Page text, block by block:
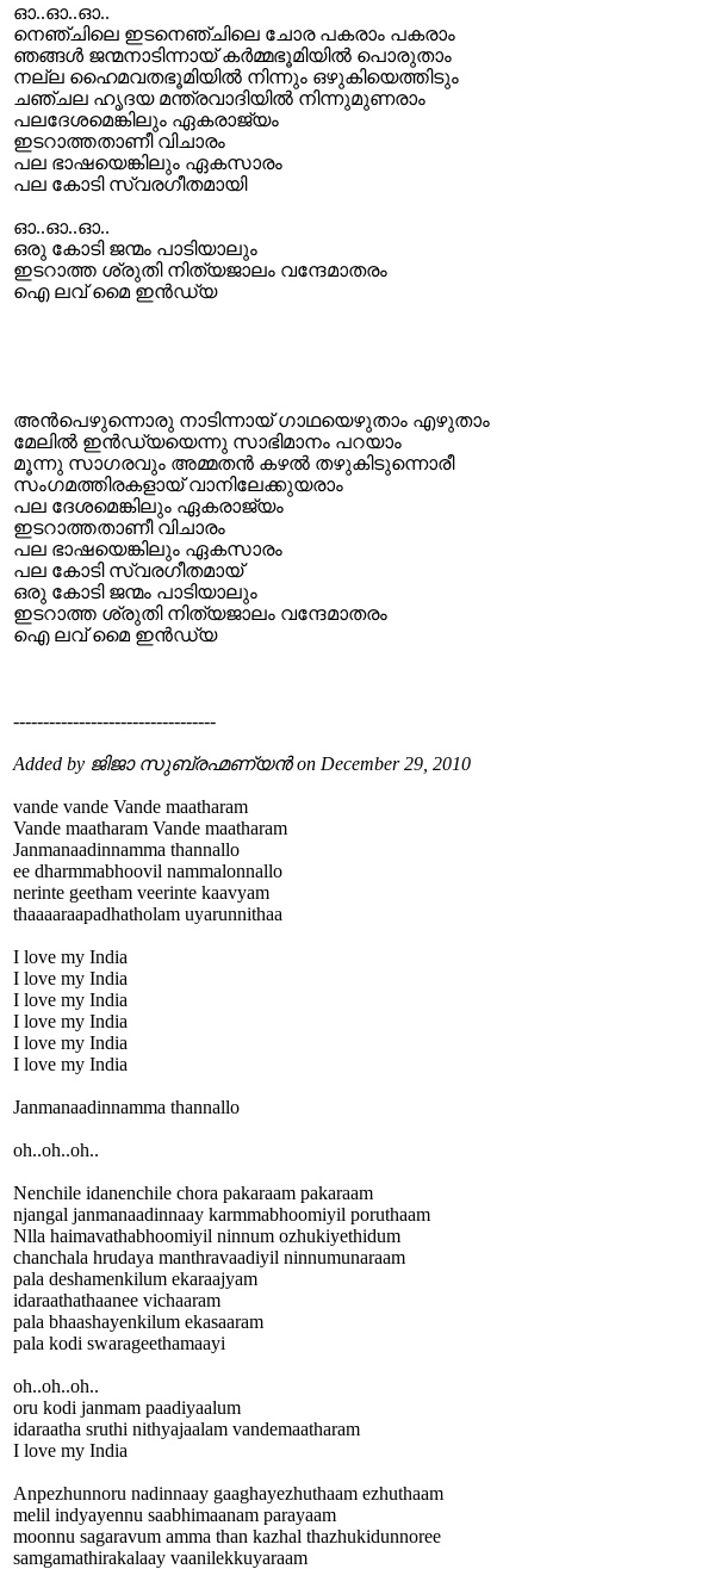
ഓ..ഓ..ഓ..
നെഞ്ചിലെ ഇടനെഞ്ചിലെ ചോര പകരാം പകരാം
ഞങ്ങൾ ജന്മനാടിന്നായ് കർമ്മഭൂമിയിൽ പൊരുതാം
നല്ല ഹൈമവതഭൂമിയിൽ നിന്നും ഒഴുകിയെത്തിടും
ചഞ്ചല ഹൃദയ മന്ത്രവാദിയിൽ നിന്നുമുണരാം
പലദേശമെങ്കിലും ഏകരാജ്യം
ഇടറാത്തതാണീ വിചാരം
പല ഭാഷയെങ്കിലും ഏകസാരം
പല കോടി സ്വരഗീതമായി
ഓ..ഓ..ഓ..
ഒരു കോടി ജന്മം പാടിയാലും
ഇടറാത്ത ശ്രുതി നിത്യജാലം വന്ദേമാതരം
ഐ ലവ് മൈ ഇൻ‌ഡ്യ
അൻപെഴുന്നൊരു നാടിന്നായ് ഗാഥയെഴുതാം എഴുതാം
മേലിൽ ഇൻ‌ഡ്യയെന്നു സാഭിമാനം പറയാം
മൂന്നു സാഗരവും അമ്മതന്‍ കഴല്‍ തഴുകിടുന്നൊരീ
സംഗമത്തിരകളായ് വാനിലേക്കുയരാം
പല ദേശമെങ്കിലും ഏകരാജ്യം
ഇടറാത്തതാണീ വിചാരം
പല ഭാഷയെങ്കിലും ഏകസാരം
പല കോടി സ്വരഗീതമായ്
ഒരു കോടി ജന്മം പാടിയാലും
ഇടറാത്ത ശ്രുതി നിത്യജാലം വന്ദേമാതരം
ഐ ലവ് മൈ ഇൻ‌ഡ്യ
----------------------------------
Added by ജിജാ സുബ്രഹ്മണ്യൻ on December 29, 2010
vande vande Vande maatharam
Vande maatharam Vande maatharam
Janmanaadinnamma thannallo
ee dharmmabhoovil nammalonnallo
nerinte geetham veerinte kaavyam
thaaaaraapadhatholam uyarunnithaa
I love my India
I love my India
I love my India
I love my India
I love my India
I love my India
Janmanaadinnamma thannallo
oh..oh..oh..
Nenchile idanenchile chora pakaraam pakaraam
njangal janmanaadinnaay karmmabhoomiyil poruthaam
Nlla haimavathabhoomiyil ninnum ozhukiyethidum
chanchala hrudaya manthravaadiyil ninnumunaraam
pala deshamenkilum ekaraajyam
idaraathathaanee vichaaram
pala bhaashayenkilum ekasaaram
pala kodi swarageethamaayi
oh..oh..oh..
oru kodi janmam paadiyaalum
idaraatha sruthi nithyajaalam vandemaatharam
I love my India
Anpezhunnoru nadinnaay gaaghayezhuthaam ezhuthaam
melil indyayennu saabhimaanam parayaam
moonnu sagaravum amma than kazhal thazhukidunnoree
samgamathirakalaay vaanilekkuyaraam